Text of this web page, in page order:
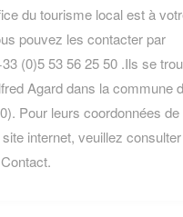
du tourisme local est à
pouvez les contacter par
(0)5 53 56 25 50 .Ils se
Agard dans la commune
Pour leurs coordonnées de
internet, veuillez consulter